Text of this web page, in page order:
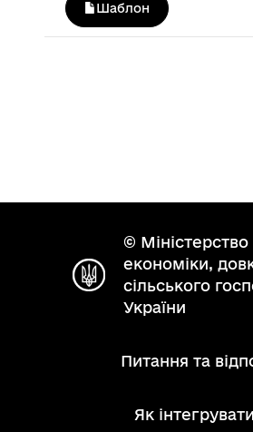
Шаблон
© Міністерство
економіки,
сільського
України
Питання та
Як